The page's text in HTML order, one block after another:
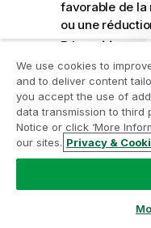
favorable de la
ou une
Répartition:
afficher les
avec la mesure.
Mesures :
vous
période.
Période
d'analyse.
d'analyse en
valeurs dans
We use cookies to
and to deliver content
you accept the use of
data transmission to third
Notice or click ‘More
our sites. Privacy &